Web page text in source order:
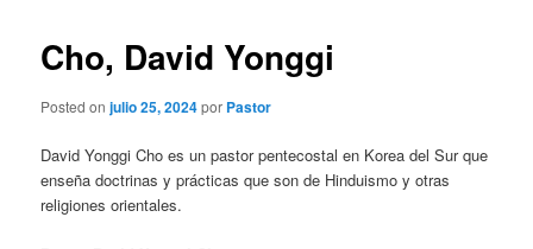
Cho, David Yonggi
Posted onjulio 25, 2024por Pastor
David Yonggi Cho es un pastor pentecostal en Korea del Sur que
enseña doctrinas y prácticas que son de Hinduismo y otras
religiones orientales.